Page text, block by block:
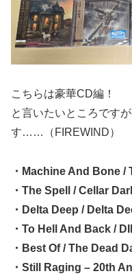
こちらは豪華CD編！
と言いたいところです
す……（FIREWIND）
・Machine And Bone
・The Spell / Cellar
・Delta Deep / Delta
・To Hell And Back /
・Best Of / The Dead
・Still Raging – 20th